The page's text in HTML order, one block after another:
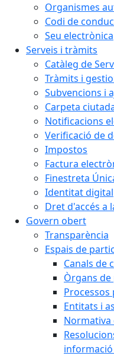
Organismes
Codi de
Seu electrònica
Serveis i tràmits
Catàleg de
Tràmits i
Subvencions i
Carpeta
Notificacions
Verificació de
Impostos
Factura
Finestreta
Identitat digital
Dret d'accés a
Govern obert
Transparència
Espais de
Canals de
Òrgans
Entitats i
Normativa